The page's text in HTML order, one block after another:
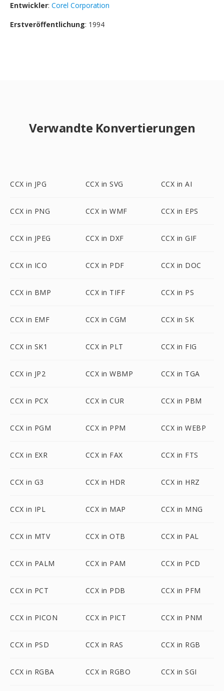
Entwickler: Corel Corporation
Erstveröffentlichung: 1994
Verwandte Konvertierungen
CCX in JPG CCX in SVG CCX in AI
CCX in PNG CCX in WMF CCX in EPS
CCX in JPEG CCX in DXF CCX in GIF
CCX in ICO CCX in PDF CCX in DOC
CCX in BMP CCX in TIFF CCX in PS
CCX in EMF CCX in CGM CCX in SK
CCX in SK1 CCX in PLT CCX in FIG
CCX in JP2 CCX in WBMP CCX in TGA
CCX in PCX CCX in CUR CCX in PBM
CCX in PGM CCX in PPM CCX in WEBP
CCX in EXR CCX in FAX CCX in FTS
CCX in G3 CCX in HDR CCX in HRZ
CCX in IPL CCX in MAP CCX in MNG
CCX in MTV CCX in OTB CCX in PAL
CCX in PALM CCX in PAM CCX in PCD
CCX in PCT CCX in PDB CCX in PFM
CCX in PICON CCX in PICT CCX in PNM
CCX in PSD CCX in RAS CCX in RGB
CCX in RGBA CCX in RGBO CCX in SGI